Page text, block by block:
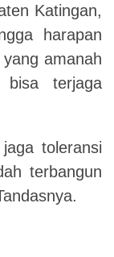
Katingan,
harapan
amanah
terjaga
toleransi
terbangun